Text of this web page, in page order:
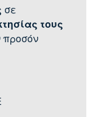
σε
τους
προσόν